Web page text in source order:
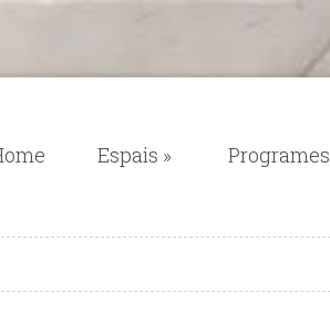
Espais » Programes